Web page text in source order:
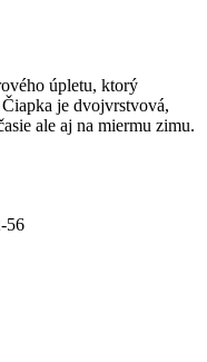
úpletu, ktorý
je dvojvrstvová,
ale aj na miermu zimu.
56